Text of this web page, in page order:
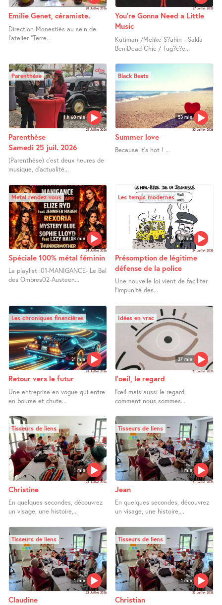
28 Juillet 2026
Emilie Genet, céramiste.
Direction Monestiés au sein de
l’atelier "Terre...
27 Juillet 2026
You’re Gonna Need a Little
Music
Kutiman /Melike S?ahin - Sakla
BeniDead Chic / Tug?c?e...
1 h 60 min
Parenthèse
25 Juillet 2026
Parenthèse
Samedi 25 juil. 2026
(Parenthèse) c’est deux heures de
musique, d’actualité...
53 min
Black Beats
25 Juillet 2026
Summer love
Because it’s hot ! ...
58 min
Metal rendez-vous
24 Juillet 2026
Spéciale 100% métal féminin
La playlist :01-MANIGANCE- Le Bal
des Ombres02-Austeen...
13 min
Les temps modernes
24 Juillet 2026
Présomption de légitime
défense de la police
Une nouvelle loi vient de faciliter
l’impunité des...
21 min
Les chroniques financières
23 Juillet 2026
Retour vers le futur
Une entreprise en vogue qui entre
en bourse et chute...
27 min
Idées en vrac
23 Juillet 2026
l’oeil, le regard
l’œil mais aussi le regard,
comment nous sommes...
1 min
Tisseurs de liens
23 Juillet 2026
Christine
En quelques secondes, découvrez
un visage, une histoire,...
1 min
Tisseurs de liens
23 Juillet 2026
Jean
En quelques secondes, découvrez
un visage, une histoire,...
1 min
Tisseurs de liens
23 Juillet 2026
Claudine
1 min
Tisseurs de liens
23 Juillet 2026
Christian